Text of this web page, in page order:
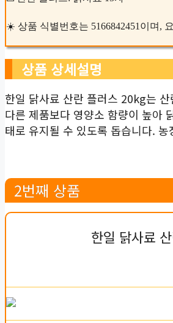
☀️ 상품 식별번호는 5166842451이며,
상품 상세설명
한일 닭사료 산란 플러스 20kg는
다른 제품보다 영양소 함량이 높아
태로 유지될 수 있도록 돕습니다.
2번째 상품
한일 닭사료